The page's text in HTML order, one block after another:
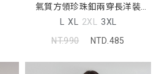
氣質方領珍珠釦兩穿長洋裝
MISS
L XL 2XL 3XL
NT.990
NTD.485